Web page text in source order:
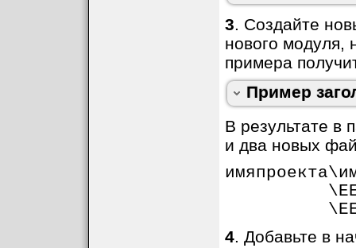
3. Создайте
нового
примера
Пример
В файле
#include <
unsigned
void WriteTo24C04(
В результате в
и два новых
4. Добавьте в